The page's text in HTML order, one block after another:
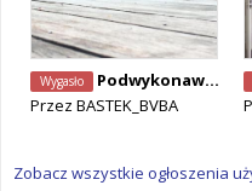
Wygasło
Podwykonawca z A1 - Montaż tarasów drewnianych
Przez BASTEK_BVBA
Zobacz wszystkie ogłoszenia